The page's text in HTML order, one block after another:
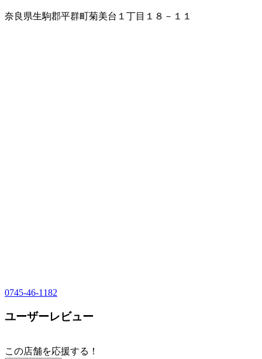
奈良県生駒郡平群町菊美台１丁目１８－１１
0745-46-1182
ユーザーレビュー
この店舗を応援する！